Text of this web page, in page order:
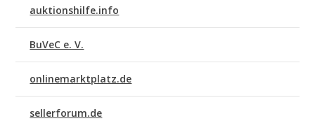
auktionshilfe.info
BuVeC e. V.
onlinemarktplatz.de
sellerforum.de